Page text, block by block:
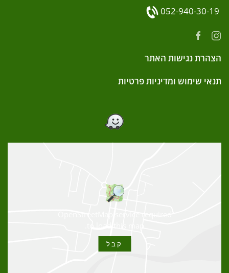
052-940-30-19
הצהרת נגישות האתר
תנאי שימוש ומדיניות פרטיות
קבל